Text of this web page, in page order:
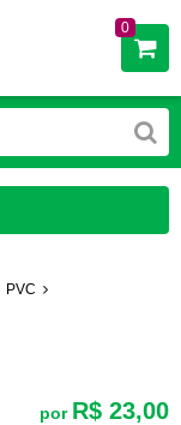
0
PVC
por R$ 23,00